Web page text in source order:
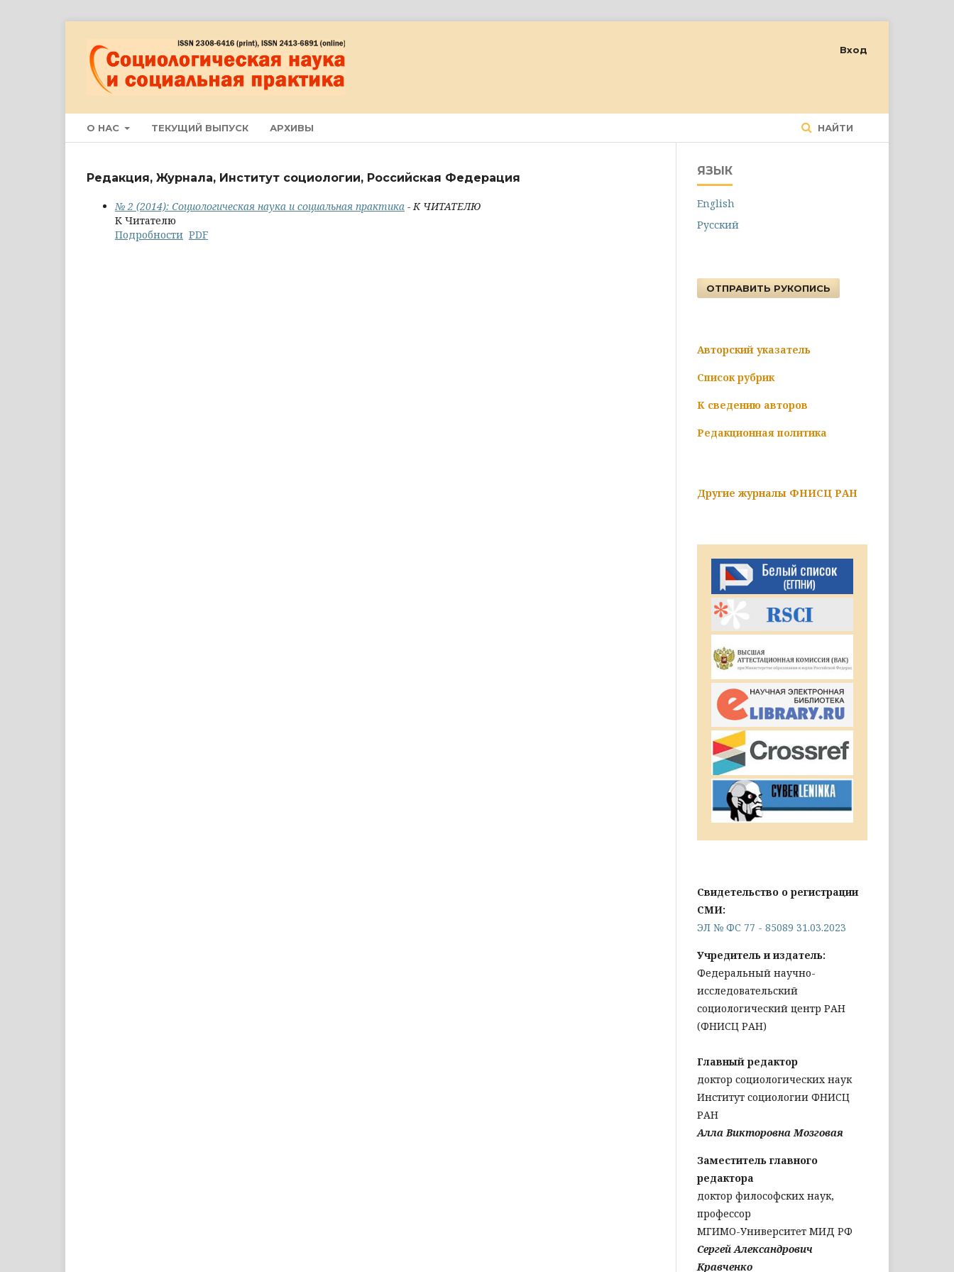
О НАС ТЕКУЩИЙ ВЫПУСК АРХИВЫ НАЙТИ
Вход
Редакция, Журнала, Институт социологии, Российская Федерация
№ 2 (2014): Социологическая наука и социальная практика - К ЧИТАТЕЛЮ
К Читателю
Подробности PDF
ЯЗЫК
English
Русский
ОТПРАВИТЬ РУКОПИСЬ
Авторский указатель
Список рубрик
К сведению авторов
Редакционная политика
Другие журналы ФНИСЦ РАН
Свидетельство о регистрации
СМИ:
ЭЛ № ФС 77 - 85089 31.03.2023
Учредитель и издатель:
Федеральный научно-
исследовательский
социологический центр РАН
(ФНИСЦ РАН)
Главный редактор
доктор социологических наук
Институт социологии ФНИСЦ
РАН
Алла Викторовна Мозговая
Заместитель главного
редактора
доктор философских наук,
профессор
МГИМО-Университет МИД РФ
Сергей Александрович
Кравченко